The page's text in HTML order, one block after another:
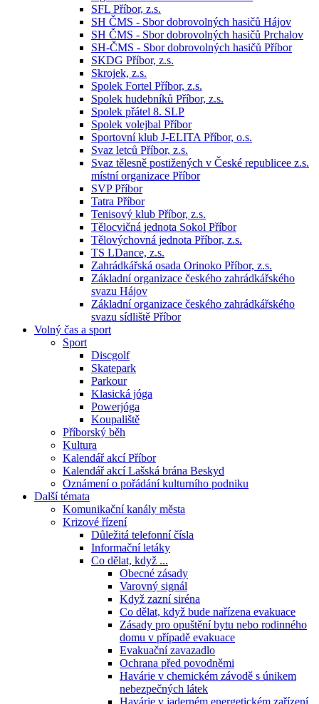
SFL Příbor, z.s.
SH ČMS - Sbor dobrovolných hasičů Hájov
SH ČMS - Sbor dobrovolných hasičů Prchalov
SH-ČMS - Sbor dobrovolných hasičů Příbor
SKDG Příbor, z.s.
Skrojek, z.s.
Spolek Fortel Příbor, z.s.
Spolek hudebníků Příbor, z.s.
Spolek přátel 8. SLP
Spolek volejbal Příbor
Sportovní klub J-ELITA Příbor, o.s.
Svaz letců Příbor, z.s.
Svaz tělesně postižených v České republicee z.s.
místní organizace Příbor
SVP Příbor
Tatra Příbor
Tenisový klub Příbor, z.s.
Tělocvičná jednota Sokol Příbor
Tělovýchovná jednota Příbor, z.s.
TS LDance, z.s.
Zahrádkářská osada Orinoko Příbor, z.s.
Základní organizace českého zahrádkářského
svazu Hájov
Základní organizace českého zahrádkářského
svazu sídliště Příbor
Volný čas a sport
Sport
Discgolf
Skatepark
Parkour
Klasická jóga
Powerjóga
Koupaliště
Příborský běh
Kultura
Kalendář akcí Příbor
Kalendář akcí Lašská brána Beskyd
Oznámení o pořádání kulturního podniku
Další témata
Komunikační kanály města
Krizové řízení
Důležitá telefonní čísla
Informační letáky
Co dělat, když ...
Obecné zásady
Varovný signál
Když zazní siréna
Co dělat, když bude nařízena evakuace
Zásady pro opuštění bytu nebo rodinného
domu v případě evakuace
Evakuační zavazadlo
Ochrana před povodněmi
Havárie v chemickém závodě s únikem
nebezpečných látek
Havárie v jaderném energetickém zařízení